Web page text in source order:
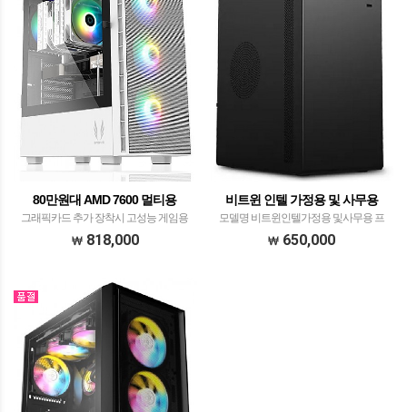
80만원대 AMD 7600 멀티용
그래픽카드 추가 장착시 고성능 게임용
으로 사용 하실 수 있습니다. 모델명 80만
R5 7600 WITHJIUSHARK JF500 Ru…
818,000
비트윈 인텔 가정용 및 사무용
모델명 비트윈인텔가정용 및사무용 프
로세서 ​인텔 코어12세대 정품i3-12100​​
650,000